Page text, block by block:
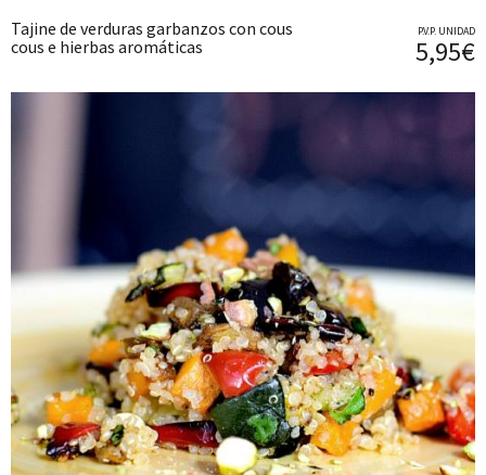
Tajine de verduras garbanzos con cous
cous e hierbas aromáticas
P.V.P. UNIDAD
5,95€